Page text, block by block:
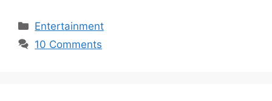
Categories
Entertainment
10 Comments